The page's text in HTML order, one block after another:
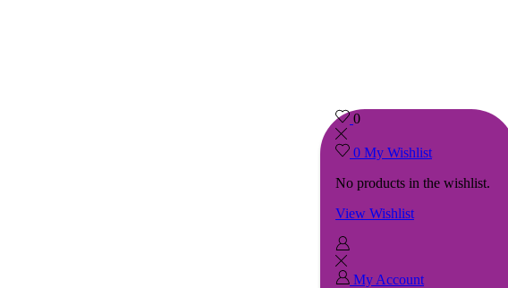
0
0 My Wishlist
No products in the wishlist.
View Wishlist
My Account